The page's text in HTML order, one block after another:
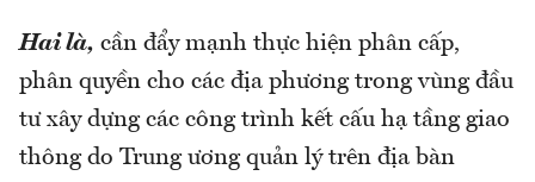
Hai là, cần đẩy mạnh thực hiện phân cấp,
phân quyền cho các địa phương trong vùng đầu
tư xây dựng các công trình kết cấu hạ tầng giao
thông do Trung ương quản lý trên địa bàn